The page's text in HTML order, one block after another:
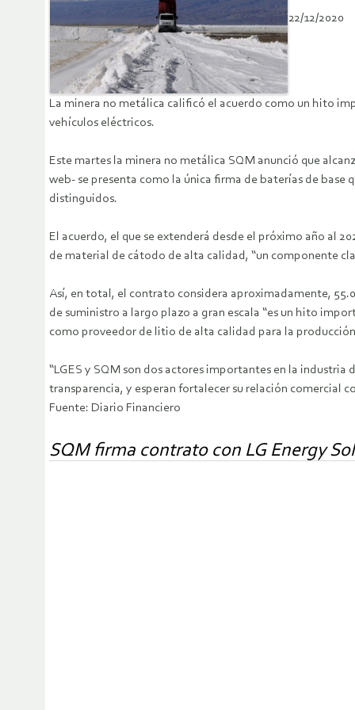
22/12/2020
La minera no metálica calificó el acuerdo como un hito
vehículos eléctricos.
Este martes la minera no metálica SQM anunció que
web- se presenta como la única firma de baterías de
distinguidos.
El acuerdo, el que se extenderá desde el próximo año al
de material de cátodo de alta calidad, “un componente
Así, en total, el contrato considera aproximadamente,
de suministro a largo plazo a gran escala “es un hito
como proveedor de litio de alta calidad para la
“LGES y SQM son dos actores importantes en la
transparencia, y esperan fortalecer su relación comercial
Fuente: Diario Financiero
SQM firma contrato con LG Energy